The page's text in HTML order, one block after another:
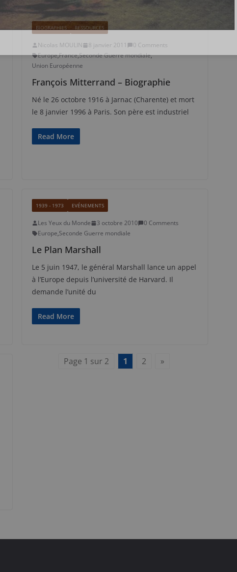
BIOGRAPHIES RESSOURCES
Nicolas MOULIN 8 janvier 2011
0 Comments
Europe,France,Seconde Guerre mondiale,
Union Européenne
François Mitterrand – Biographie
Né le 26 octobre 1916 à Jarnac (Charente) et mort
le 8 janvier 1996 à Paris. Son père est industriel
Read More
1939 - 1973 EVÉNEMENTS
Les Yeux du Monde 3 octobre 2010
0 Comments
Europe,Seconde Guerre mondiale
Le Plan Marshall
Le 5 juin 1947, le général Marshall lance un appel
à l’Europe depuis l’université de Harvard. Il
demande l’unité du
Read More
Page 1 sur 2 1 2 »